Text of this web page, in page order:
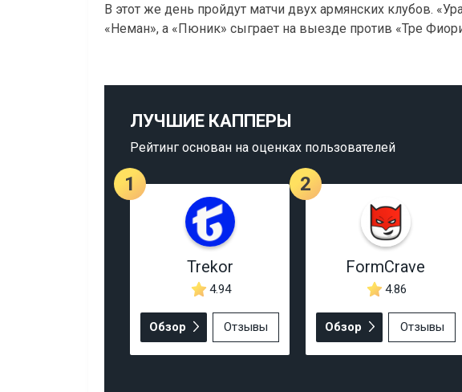
В этот же день пройдут матчи двух армянских клубов.
«Неман», а «Пюник» сыграет на выезде против «Тре
ЛУЧШИЕ КАППЕРЫ
Рейтинг основан на оценках пользователей
1
Trekor
4.94
Обзор Отзывы
2
FormCrave
4.86
Обзор Отзывы